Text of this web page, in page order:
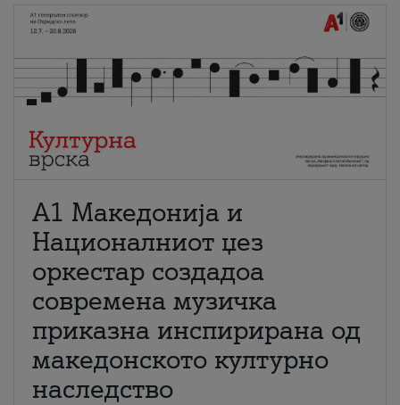
А1 Македонија и
Националниот џез
оркестар создадоа
современа музичка
приказна инспирирана од
македонското културно
наследство